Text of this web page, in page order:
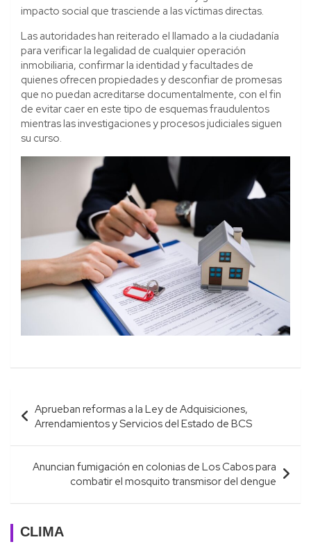
impacto social que trasciende a las víctimas directas.
Las autoridades han reiterado el llamado a la ciudadanía
para verificar la legalidad de cualquier operación
inmobiliaria, confirmar la identidad y facultades de
quienes ofrecen propiedades y desconfiar de promesas
que no puedan acreditarse documentalmente, con el fin
de evitar caer en este tipo de esquemas fraudulentos
mientras las investigaciones y procesos judiciales siguen
su curso.
Navegación
de
entradas
Aprueban reformas a la Ley de Adquisiciones,
Arrendamientos y Servicios del Estado de BCS
Anuncian fumigación en colonias de Los Cabos para
combatir el mosquito transmisor del dengue
CLIMA